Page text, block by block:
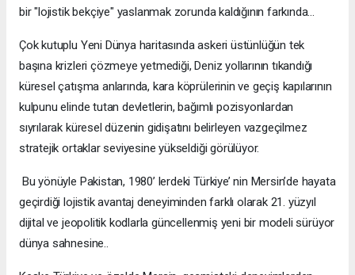
bir "lojistik bekçiye" yaslanmak zorunda kaldığının farkında…
Çok kutuplu Yeni Dünya haritasında askeri üstünlüğün tek
başına krizleri çözmeye yetmediği, Deniz yollarının tıkandığı
küresel çatışma anlarında, kara köprülerinin ve geçiş kapılarının
kulpunu elinde tutan devletlerin, bağımlı pozisyonlardan
sıyrılarak küresel düzenin gidişatını belirleyen vazgeçilmez
stratejik ortaklar seviyesine yükseldiği görülüyor.
Bu yönüyle Pakistan, 1980’ lerdeki Türkiye’ nin Mersin’de hayata
geçirdiği lojistik avantaj deneyiminden farklı olarak 21. yüzyıl
dijital ve jeopolitik kodlarla güncellenmiş yeni bir modeli sürüyor
dünya sahnesine..